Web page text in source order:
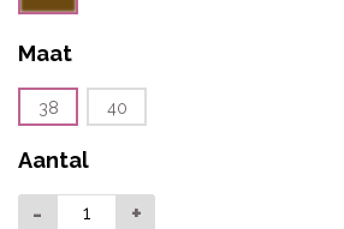
Maat
38 40
Aantal
- +